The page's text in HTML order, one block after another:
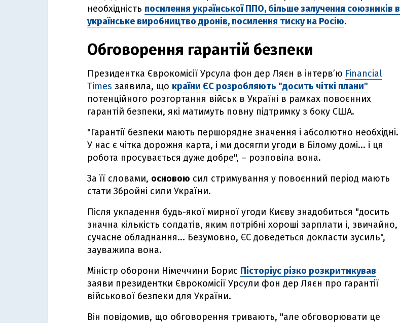
необхідність посилення української ППО, більше залучення союзників в
українське виробництво дронів, посилення тиску на Росію.
Обговорення гарантій безпеки
Президентка Єврокомісії Урсула фон дер Ляєн в інтерв’ю Financial
Times заявила, що країни ЄС розробляють "досить чіткі плани"
потенційного розгортання військ в Україні в рамках повоєнних
гарантій безпеки, які матимуть повну підтримку з боку США.
"Гарантії безпеки мають першорядне значення і абсолютно необхідні.
У нас є чітка дорожня карта, і ми досягли угоди в Білому домі... і ця
робота просувається дуже добре", – розповіла вона.
За її словами, основою сил стримування у повоєнний період мають
стати Збройні сили України.
Після укладення будь-якої мирної угоди Києву знадобиться "досить
значна кількість солдатів, яким потрібні хороші зарплати і, звичайно,
сучасне обладнання... Безумовно, ЄС доведеться докласти зусиль",
зауважила вона.
Міністр оборони Німеччини Борис Пісторіус різко розкритикував
заяви президентки Єврокомісії Урсули фон дер Ляєн про гарантії
військової безпеки для України.
Він повідомив, що обговорення тривають, "але обговорювати це